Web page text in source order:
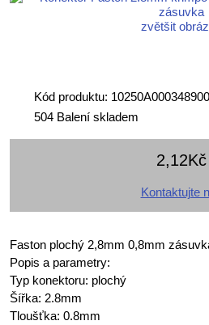
zvětšit
Kód produktu: 10250A000348900
504 Balení skladem
2,12Kč
Kontaktujte
Faston plochý 2,8mm 0,8mm
Popis a parametry:
Typ konektoru: plochý
Šířka: 2.8mm
Tloušťka: 0.8mm